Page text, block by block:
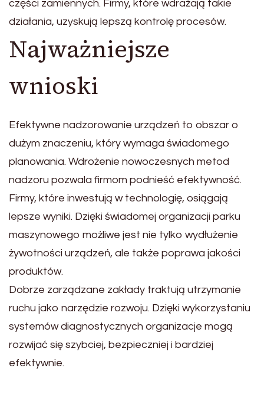
części zamiennych. Firmy, które wdrażają takie
działania, uzyskują lepszą kontrolę procesów.
Najważniejsze
wnioski
Efektywne nadzorowanie urządzeń to obszar o
dużym znaczeniu, który wymaga świadomego
planowania. Wdrożenie nowoczesnych metod
nadzoru pozwala firmom podnieść efektywność.
Firmy, które inwestują w technologię, osiągają
lepsze wyniki. Dzięki świadomej organizacji parku
maszynowego możliwe jest nie tylko wydłużenie
żywotności urządzeń, ale także poprawa jakości
produktów.
Dobrze zarządzane zakłady traktują utrzymanie
ruchu jako narzędzie rozwoju. Dzięki wykorzystaniu
systemów diagnostycznych organizacje mogą
rozwijać się szybciej, bezpieczniej i bardziej
efektywnie.